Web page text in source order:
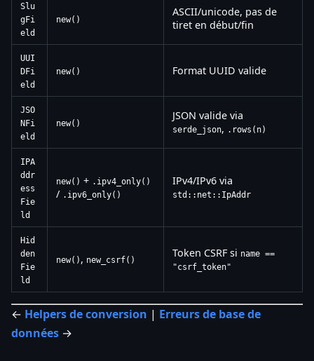
Slu
gFi
eld
new()
ASCII/unicode, pas de
tiret en début/fin
UUI
DFi
eld
new() Format UUID valide
JSO
NFi
eld
new()
JSON valide via
serde_json, .rows(n)
IPA
ddr
ess
Fie
ld
new() + .ipv4_only()
/ .ipv6_only()
IPv4/IPv6 via
std::net::IpAddr
Hid
den
Fie
ld
new() , new_csrf()
Token CSRF si name ==
"csrf_token"
← Helpers de conversion | Erreurs de base de
données →